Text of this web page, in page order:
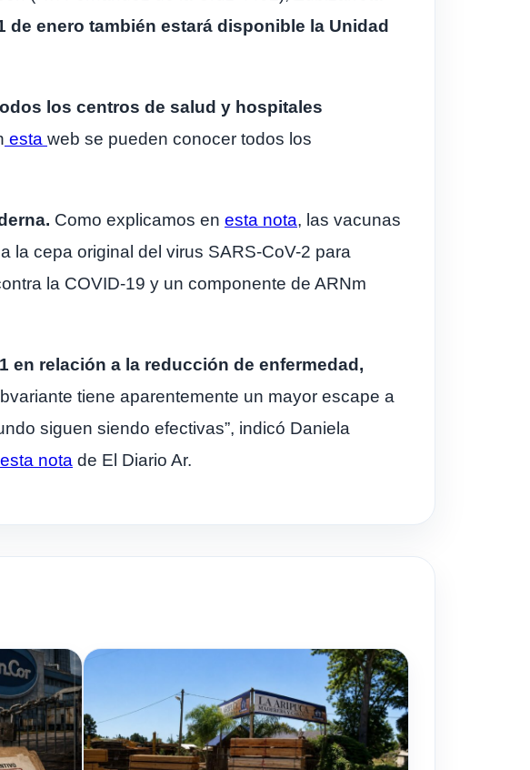
de enero también estará disponible la Unidad
los centros de salud y hospitales
esta web se pueden conocer todos los
Como explicamos en esta nota, las vacunas
la cepa original del virus SARS-CoV-2 para
la COVID-19 y un componente de ARNm
en relación a la reducción de enfermedad,
tiene aparentemente un mayor escape a
siguen siendo efectivas”, indicó Daniela
esta nota de El Diario Ar.